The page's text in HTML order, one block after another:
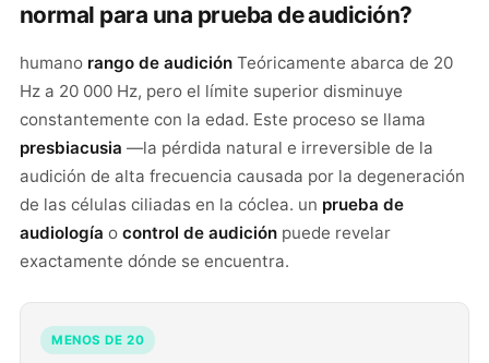
normal para una prueba de audición?
humano rango de audición Teóricamente abarca de 20
Hz a 20 000 Hz, pero el límite superior disminuye
constantemente con la edad. Este proceso se llama
presbiacusia —la pérdida natural e irreversible de la
audición de alta frecuencia causada por la degeneración
de las células ciliadas en la cóclea. un prueba de
audiología o control de audición puede revelar
exactamente dónde se encuentra.
MENOS DE 20